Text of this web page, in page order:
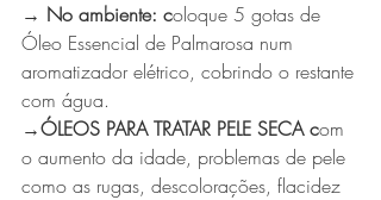
→ No ambiente: coloque 5 gotas de
Óleo Essencial de Palmarosa num
aromatizador elétrico, cobrindo o restante
com água.
→ÓLEOS PARA TRATAR PELE SECA com
o aumento da idade, problemas de pele
como as rugas, descolorações, flacidez